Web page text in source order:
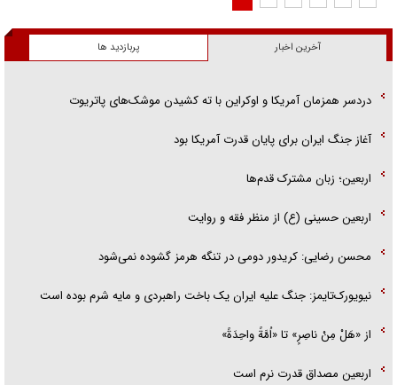
آخرین اخبار پربازدید ها
دردسر همزمان آمریکا و اوکراین با ته کشیدن موشک‌های پاتریوت
آغاز جنگ ایران برای پایان قدرت آمریکا بود
اربعین؛ زبان مشترک قدم‌ها
اربعین حسینی (ع) از منظر فقه و روایت
محسن رضایی: کریدور دومی در تنگه هرمز گشوده نمی‌شود
نیویورک‌تایمز: جنگ علیه ایران یک باخت راهبردی و مایه شرم بوده است
از «هَلْ مِنْ ناصِرٍ» تا «اُمَّةً واحِدَةً»
اربعین مصداق قدرت نرم است